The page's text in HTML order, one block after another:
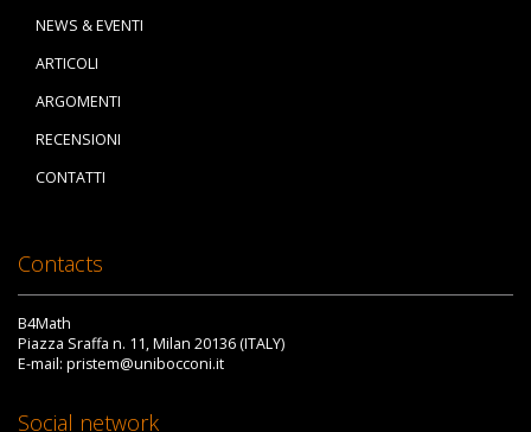
NEWS & EVENTI
ARTICOLI
ARGOMENTI
RECENSIONI
CONTATTI
Contacts
B4Math
Piazza Sraffa n. 11, Milan 20136 (ITALY)
E-mail: pristem@unibocconi.it
Social network